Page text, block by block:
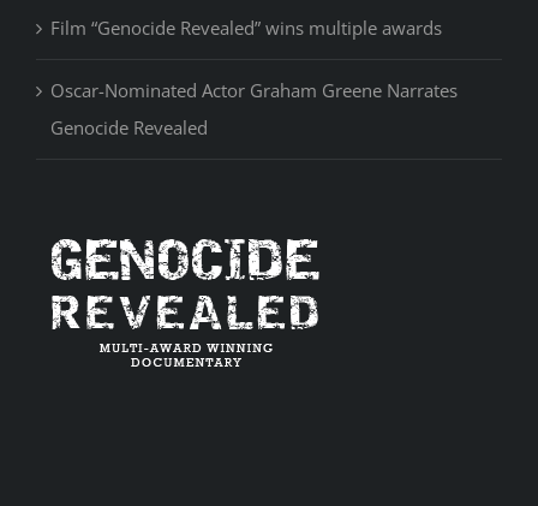
Film “Genocide Revealed” wins multiple awards
Oscar-Nominated Actor Graham Greene Narrates
Genocide Revealed